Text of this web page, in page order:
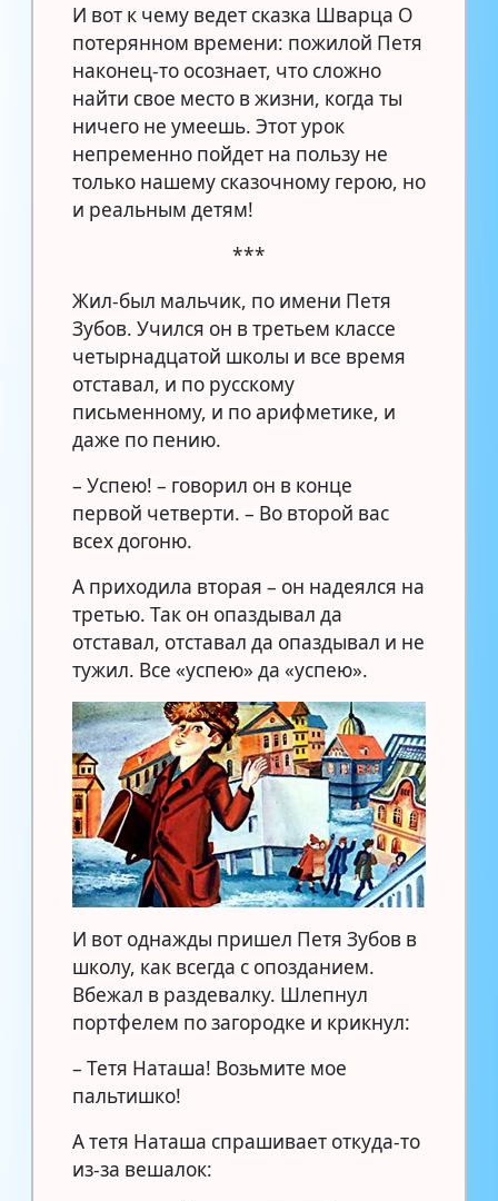
И вот к чему ведет сказка Шварца О
потерянном времени: пожилой Петя
наконец-то осознает, что сложно
найти свое место в жизни, когда ты
ничего не умеешь. Этот урок
непременно пойдет на пользу не
только нашему сказочному герою, но
и реальным детям!
***
Жил-был мальчик, по имени Петя
Зубов. Учился он в третьем классе
четырнадцатой школы и все время
отставал, и по русскому
письменному, и по арифметике, и
даже по пению.
– Успею! – говорил он в конце
первой четверти. – Во второй вас
всех догоню.
А приходила вторая – он надеялся на
третью. Так он опаздывал да
отставал, отставал да опаздывал и не
тужил. Все «успею» да «успею».
И вот однажды пришел Петя Зубов в
школу, как всегда с опозданием.
Вбежал в раздевалку. Шлепнул
портфелем по загородке и крикнул:
– Тетя Наташа! Возьмите мое
пальтишко!
А тетя Наташа спрашивает откуда-то
из-за вешалок: